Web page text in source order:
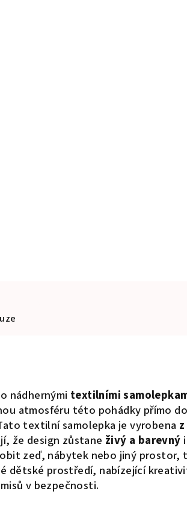
nádhernými textilními
atmosféru této pohádky přímo
textilní samolepka je vyrobena z
že design zůstane živý a barevný
zeď, nábytek nebo jiný prostor,
dětské prostředí, nabízející
v bezpečnosti.